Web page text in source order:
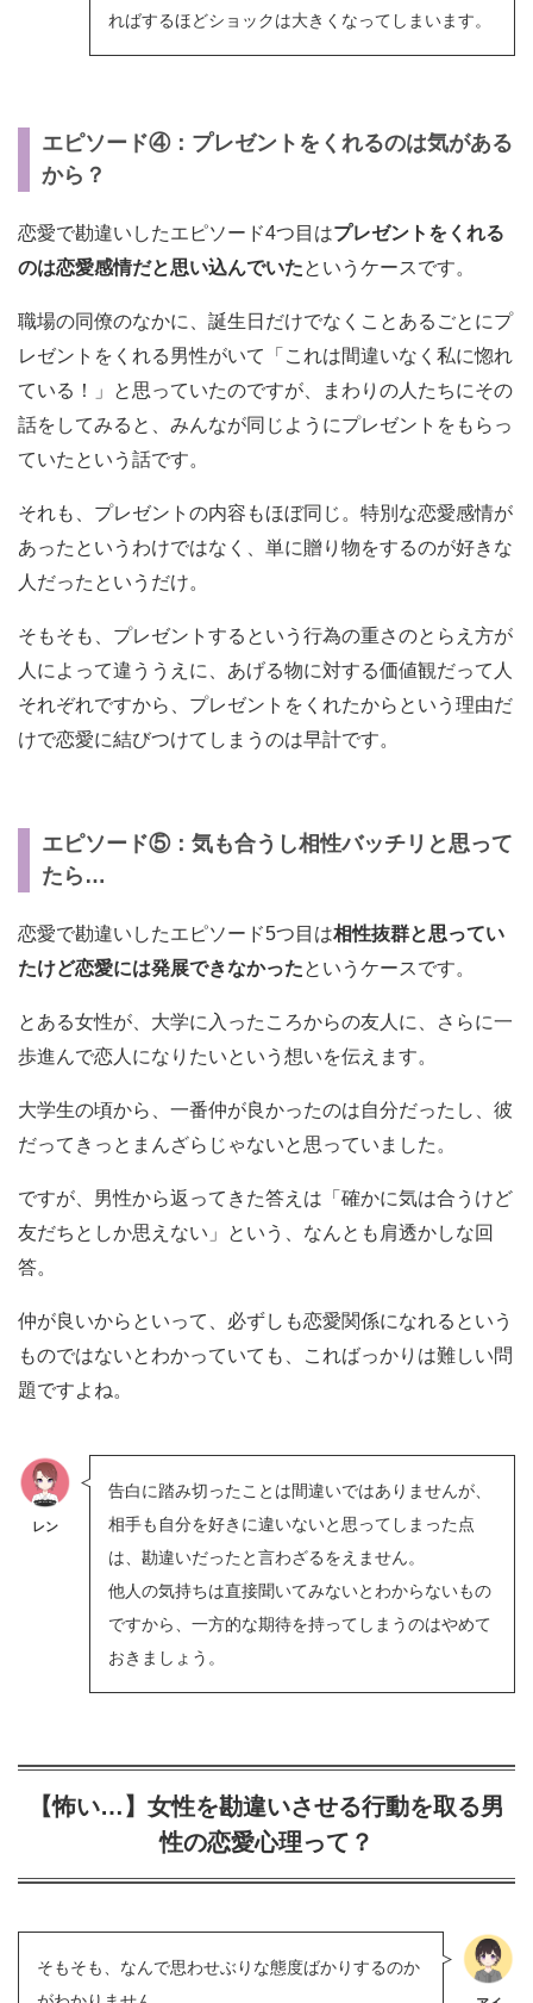
ればするほどショックは大きくなってしまいます。
エピソード④：プレゼントをくれるのは気がある
から？
恋愛で勘違いしたエピソード4つ目はプレゼントをくれる
のは恋愛感情だと思い込んでいたというケースです。
職場の同僚のなかに、誕生日だけでなくことあるごとにプ
レゼントをくれる男性がいて「これは間違いなく私に惚れ
ている！」と思っていたのですが、まわりの人たちにその
話をしてみると、みんなが同じようにプレゼントをもらっ
ていたという話です。
それも、プレゼントの内容もほぼ同じ。特別な恋愛感情が
あったというわけではなく、単に贈り物をするのが好きな
人だったというだけ。
そもそも、プレゼントするという行為の重さのとらえ方が
人によって違ううえに、あげる物に対する価値観だって人
それぞれですから、プレゼントをくれたからという理由だ
けで恋愛に結びつけてしまうのは早計です。
エピソード⑤：気も合うし相性バッチリと思って
たら…
恋愛で勘違いしたエピソード5つ目は相性抜群と思ってい
たけど恋愛には発展できなかったというケースです。
とある女性が、大学に入ったころからの友人に、さらに一
歩進んで恋人になりたいという想いを伝えます。
大学生の頃から、一番仲が良かったのは自分だったし、彼
だってきっとまんざらじゃないと思っていました。
ですが、男性から返ってきた答えは「確かに気は合うけど
友だちとしか思えない」という、なんとも肩透かしな回
答。
仲が良いからといって、必ずしも恋愛関係になれるという
ものではないとわかっていても、こればっかりは難しい問
題ですよね。
レン
告白に踏み切ったことは間違いではありませんが、
相手も自分を好きに違いないと思ってしまった点
は、勘違いだったと言わざるをえません。
他人の気持ちは直接聞いてみないとわからないもの
ですから、一方的な期待を持ってしまうのはやめて
おきましょう。
【怖い…】女性を勘違いさせる行動を取る男
性の恋愛心理って？
そもそも、なんで思わせぶりな態度ばかりするのか